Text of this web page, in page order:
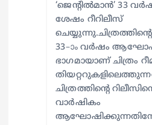
‘ജെന്റിൽമാൻ’ 33
ശേഷം റീറിലീസ്
ചെയ്യുന്നു.ചിത്രത്തിന്റെ
33–ാം വർഷം
ഭാഗമായാണ് ചിത്രം
ചിത്രത്തിന്റെ
വാർഷികം